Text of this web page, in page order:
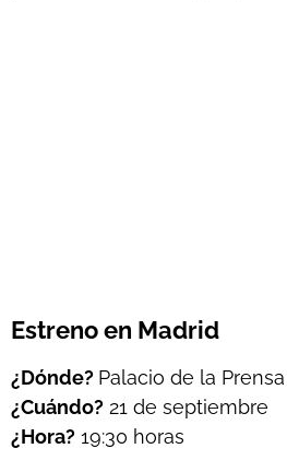
Estreno en Madrid
¿Dónde? Palacio de la
¿Cuándo? 21 de septiembre
¿Hora? 19:30 horas